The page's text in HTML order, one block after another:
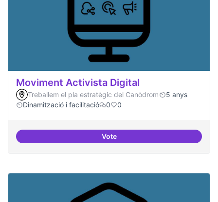
Moviment Activista Digital
Treballem el pla estratègic del Canòdrom
5 anys
Dinamització i facilitació
0 0
VoteMoviment Activista Digital